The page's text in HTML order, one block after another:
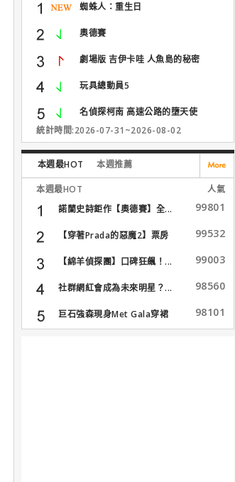
蜘蛛人：重生日
奧德賽
劇場版 吉伊卡哇 人魚島的秘密
玩具總動員5
名偵探柯南 高速公路的墮天使
統計時間:2026-07-31~2026-08-02
本週最HOT 本週推薦
本週最HOT
人氣
諾蘭史詩鉅作【奧德賽】全...
99801
【穿著Prada的惡魔2】票房
99532
【綿羊偵探團】口碑狂飆！... 99003
社群網紅會成為未來明星？... 98560
巨石強森現身Met Gala穿裙
子...
98101